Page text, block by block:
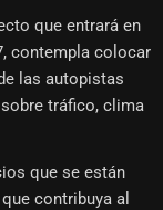
que entrará en
contempla colocar
las autopistas
tráfico, clima
que se están
contribuya al